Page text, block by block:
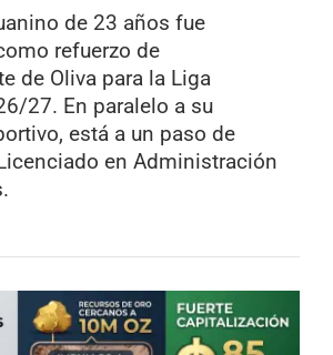
de 23 años fue
refuerzo de
de Oliva para la Liga
27. En paralelo a su
está a un paso de
en Administración